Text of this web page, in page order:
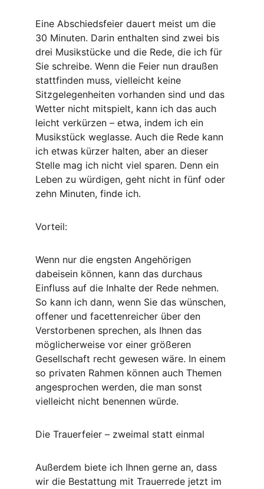
Eine Abschiedsfeier dauert meist um die
30 Minuten. Darin enthalten sind zwei bis
drei Musikstücke und die Rede, die ich für
Sie schreibe. Wenn die Feier nun draußen
stattfinden muss, vielleicht keine
Sitzgelegenheiten vorhanden sind und das
Wetter nicht mitspielt, kann ich das auch
leicht verkürzen – etwa, indem ich ein
Musikstück weglasse. Auch die Rede kann
ich etwas kürzer halten, aber an dieser
Stelle mag ich nicht viel sparen. Denn ein
Leben zu würdigen, geht nicht in fünf oder
zehn Minuten, finde ich.
Vorteil:
Wenn nur die engsten Angehörigen
dabeisein können, kann das durchaus
Einfluss auf die Inhalte der Rede nehmen.
So kann ich dann, wenn Sie das wünschen,
offener und facettenreicher über den
Verstorbenen sprechen, als Ihnen das
möglicherweise vor einer größeren
Gesellschaft recht gewesen wäre. In einem
so privaten Rahmen können auch Themen
angesprochen werden, die man sonst
vielleicht nicht benennen würde.
Die Trauerfeier – zweimal statt einmal
Außerdem biete ich Ihnen gerne an, dass
wir die Bestattung mit Trauerrede jetzt im